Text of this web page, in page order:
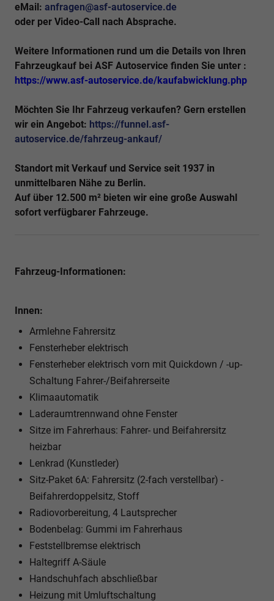
eMail: anfragen@asf-autoservice.de
oder per Video-Call nach Absprache.
Weitere Informationen rund um die Details von Ihren
Fahrzeugkauf bei ASF Autoservice finden Sie unter :
https://www.asf-autoservice.de/kaufabwicklung.php
Möchten Sie Ihr Fahrzeug verkaufen? Gern erstellen
wir ein Angebot: https://funnel.asf-
autoservice.de/fahrzeug-ankauf/
Standort mit Verkauf und Service seit 1937 in
unmittelbaren Nähe zu Berlin.
Auf über 12.500 m² bieten wir eine große Auswahl
sofort verfügbarer Fahrzeuge.
Fahrzeug-Informationen:
Innen:
Armlehne Fahrersitz
Fensterheber elektrisch
Fensterheber elektrisch vorn mit Quickdown / -up-
Schaltung Fahrer-/Beifahrerseite
Klimaautomatik
Laderaumtrennwand ohne Fenster
Sitze im Fahrerhaus: Fahrer- und Beifahrersitz
heizbar
Lenkrad (Kunstleder)
Sitz-Paket 6A: Fahrersitz (2-fach verstellbar) -
Beifahrerdoppelsitz, Stoff
Radiovorbereitung, 4 Lautsprecher
Bodenbelag: Gummi im Fahrerhaus
Feststellbremse elektrisch
Haltegriff A-Säule
Handschuhfach abschließbar
Heizung mit Umluftschaltung